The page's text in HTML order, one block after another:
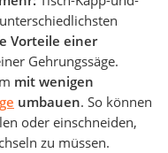
Vorteile einer
Gehrungssäge.
mit wenigen
umbauen. So können
oder einschneiden,
zu müssen.